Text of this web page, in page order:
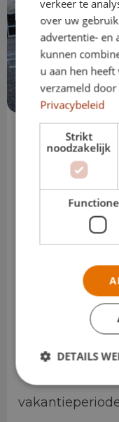
Uniek voor
maanden
Wij gaan
stilstand is in
verhuren wij de
verkeer te
over uw
advertentie- en
kunnen
u aan hen
verzameld
Privacybeleid
Strikt
noodzakelijk
DETAILS